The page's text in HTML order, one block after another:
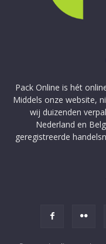
Pack Online is hét
Middels onze website,
wij duizenden
Nederland en
geregistreerde